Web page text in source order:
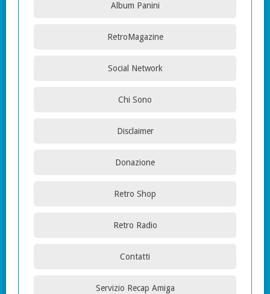
Album Panini
RetroMagazine
Social Network
Chi Sono
Disclaimer
Donazione
Retro Shop
Retro Radio
Contatti
Servizio Recap Amiga